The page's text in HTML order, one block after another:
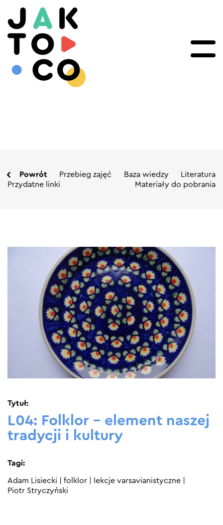
Powrót Przebieg zajęć Baza wiedzy
Literatura
Przydatne linki
Materiały do pobrania
L04: Folklor – element naszej
tradycji i kultury
Tytuł:
Tagi:
Adam Lisiecki folklor lekcje varsavianistyczne
Piotr Stryczyński